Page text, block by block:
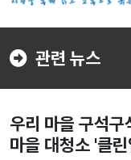
관련 뉴스
우리 마을 구석
마을 대청소 '클